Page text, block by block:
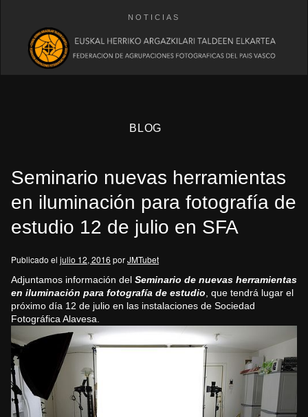
NOTICIAS
BLOG
Seminario nuevas herramientas
en iluminación para fotografía de
estudio 12 de julio en SFA
Publicado el julio 12, 2016 porJMTubet
Adjuntamos información del Seminario de nuevas herramientas
en iluminación para fotografía de estudio , que tendrá lugar el
próximo día 12 de julio en las instalaciones de Sociedad
Fotográfica Alavesa.